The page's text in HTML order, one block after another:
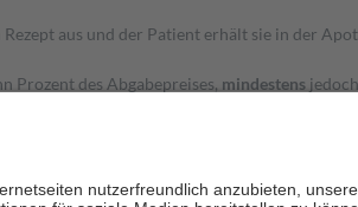
aus und der Patient erhält sie in der
Prozent des Abgabepreises, mindestens jedoch
zu stärken und die besondere Stellung der